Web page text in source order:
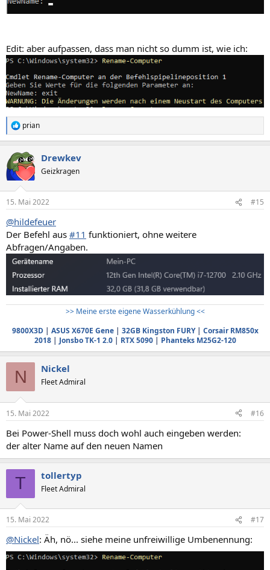
Edit: aber aufpassen, dass man nicht so dumm ist, wie ich:
R
e
k
t
i
e
:
prian
Drewkev
Geizkragen
15. Mai 2022 #15
@hildefeuer
Der Befehl aus #11 funktioniert, ohne weitere
Abfragen/Angaben.
>> Meine erste eigene Wasserkühlung <<
9800X3D| ASUS X670E Gene| 32GB Kingston FURY| Corsair RM850x
2018| Jonsbo TK-1 2.0| RTX 5090| Phanteks M25G2-120
N Nickel
Fleet Admiral
15. Mai 2022 #16
Bei Power-Shell muss doch wohl auch eingeben werden:
der alter Name auf den neuen Namen
T tollertyp
Fleet Admiral
15. Mai 2022 #17
@Nickel: Äh, nö... siehe meine unfreiwillige Umbenennung: